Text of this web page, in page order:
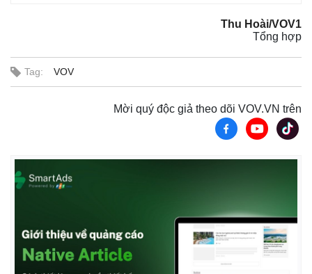
Thu Hoài/VOV1
Tổng hợp
Tag: VOV
Mời quý độc giả theo dõi VOV.VN trên